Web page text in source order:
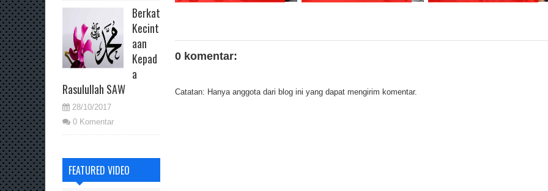
Berkat
Kecint
aan
Kepad
a
Rasulullah SAW
28/10/2017
0 Komentar
FEATURED VIDEO
0 komentar:
Catatan: Hanya anggota dari blog ini yang dapat mengirim komentar.